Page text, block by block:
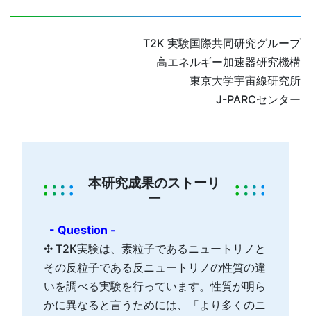
T2K 実験国際共同研究グループ
高エネルギー加速器研究機構
東京大学宇宙線研究所
J-PARCセンター
本研究成果のストーリ
ー
- Question -
✣ T2K実験は、素粒子であるニュートリノと
その反粒子である反ニュートリノの性質の違
いを調べる実験を行っています。性質が明ら
かに異なると言うためには、「より多くのニ